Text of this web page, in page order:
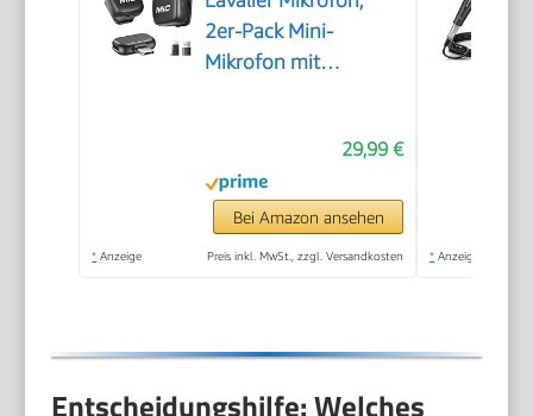
2er-Pack Mini-
Mikrofon mit
Stummschaltung und
Reverb für Vlogging,
Videoaufnahmen,
TikTok, YouTube
29,99 €
Bei Amazon ansehen
* Anzeige Preis inkl. MwSt., zzgl. Versandkosten * Anzeige
Entscheidungshilfe: Welches